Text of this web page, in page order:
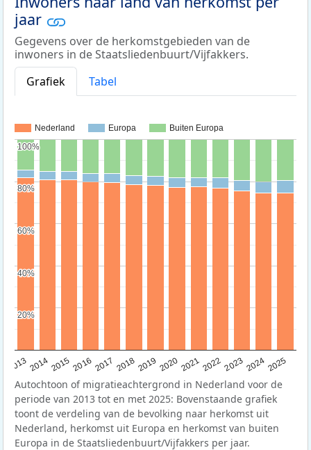
jaar
Gegevens over de herkomstgebieden van de
inwoners in de Staatsliedenbuurt/Vijfakkers.
Grafiek
Tabel
Nederland Europa Buiten Europa
20132014201520162017 20182019 202020212022202320242025
20%
20%
40%
40%
60%
60%
80%
80%
100%
100%
Autochtoon of migratieachtergrond in Nederland voor de
periode van 2013 tot en met 2025: Bovenstaande grafiek
toont de verdeling van de bevolking naar herkomst uit
Nederland, herkomst uit Europa en herkomst van buiten
Europa in de Staatsliedenbuurt/Vijfakkers per jaar.